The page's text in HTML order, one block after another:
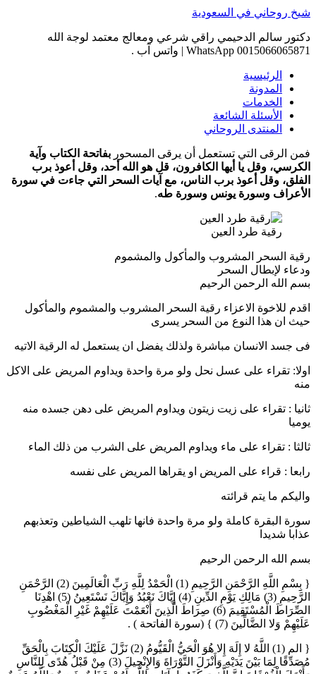
Skip
content
شيخ روحاني في السعودية
دكتور سالم الدحيمي راقي شرعي ومعالج معتمد لوجة الله
0015066065871 WhatsApp | واتس آب .
الرئيسية
المدونة
الخدمات
الأسئلة الشائعة
المنتدى الروحاني
فمن الرقى التي تستعمل أن يرقى المسحور بفاتحة الكتاب وآية
الكرسي، وقل يا أيها الكافرون، قل هو الله أحد، وقل أعوذ برب
الفلق، وقل أعوذ برب الناس، مع آيات السحر التي جاءت في سورة
الأعراف وسورة يونس وسورة طه.
رقية طرد العين
رقية السحر المشروب والمأكول والمشموم
ودعاء لإبطال السحر
بسم الله الرحمن الرحيم
اقدم للاخوة الاعزاء رقية السحر المشروب والمشموم والمأكول
حيث ان هذا النوع من السحر يسرى
فى جسد الانسان مباشرة ولذلك يفضل ان يستعمل له الرقية الاتيه
اولا: تقراء على عسل نحل ولو مرة واحدة ويداوم المريض على الاكل
منه
ثانيا : تقراء على زيت زيتون ويداوم المريض على دهن جسده منه
يوميا
ثالثا : تقراء على ماء ويداوم المريض على الشرب من ذلك الماء
رابعا : قراء على المريض او يقراها المريض على نفسه
واليكم ما يتم قرائته
سورة البقرة كاملة ولو مرة واحدة فانها تلهب الشياطين وتعذبهم
عذابا شديدا
بسم الله الرحمن الرحيم
{ بِِسْمِ اللَّهِ الرَّحْمَنِ الرَّحِيمِ (1) الْحَمْدُ لِلَّهِ رَبِّ الْعَالَمِينَ (2) الرَّحْمَنِ
الرَّحِيمِ (3) مَالِكِ يَوْمِ الدِّينِ (4) إِيَّاكَ نَعْبُدُ وَإِيَّاكَ نَسْتَعِينُ (5) اهْدِنَا
الصِّرَاطَ الْمُسْتَقِيمَ (6) صِرَاطَ الَّذِينَ أَنْعَمْتَ عَلَيْهِمْ غَيْرِ الْمَغْضُوبِ
عَلَيْهِمْ وَلا الضَّالِّينَ (7) } (سورة الفاتحة ) .
{ الم (1) اللَّهُ لا إِلَهَ إِلا هُوَ الْحَيُّ الْقَيُّومُ (2) نَزَّلَ عَلَيْكَ الْكِتَابَ بِالْحَقِّ
مُصَدِّقًا لِمَا بَيْنَ يَدَيْهِ وَأَنْزَلَ التَّوْرَاةَ وَالإِنْجِيلَ (3) مِنْ قَبْلُ هُدًى لِلنَّاسِ